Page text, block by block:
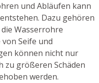
und Abläufen kann
Dazu gehören
Wasserrohre
Seife und
können nicht nur
zu größeren Schäden
werden.